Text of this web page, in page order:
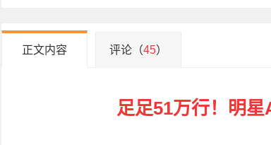
正文内容 评论（45）
足足51万行！明